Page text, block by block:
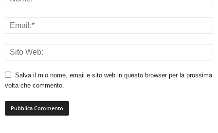
Salva il mio nome, email e sito web in questo browser per la prossima
volta che commento.